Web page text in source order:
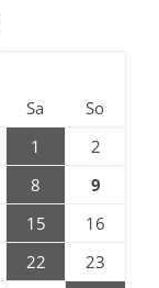
Sa
So
1
2
8
9
15
16
22
23